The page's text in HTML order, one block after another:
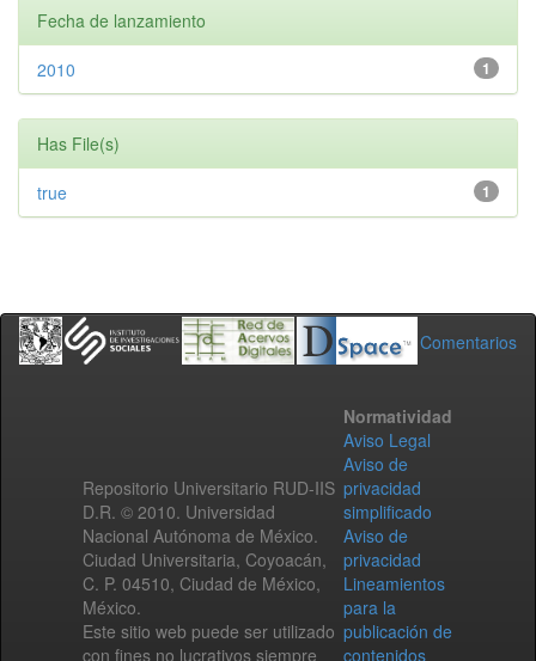
Fecha de lanzamiento
1
2010
Has File(s)
1
true
Comentarios
Repositorio Universitario RUD-IIS
D.R. © 2010. Universidad
Nacional Autónoma de México.
Ciudad Universitaria, Coyoacán,
C. P. 04510, Ciudad de México,
México.
Este sitio web puede ser utilizado
con fines no lucrativos siempre
Normatividad
Aviso Legal
Aviso de
privacidad
simplificado
Aviso de
privacidad
Lineamientos
para la
publicación de
contenidos